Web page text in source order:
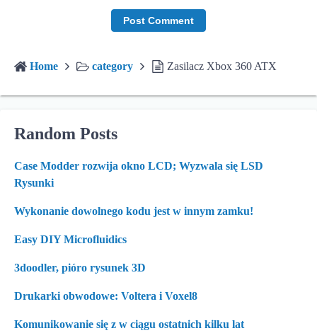
Home category Zasilacz Xbox 360 ATX
Random Posts
Case Modder rozwija okno LCD; Wyzwala się LSD
Rysunki
Wykonanie dowolnego kodu jest w innym zamku!
Easy DIY Microfluidics
3doodler, pióro rysunek 3D
Drukarki obwodowe: Voltera i Voxel8
Komunikowanie się z w ciągu ostatnich kilku lat